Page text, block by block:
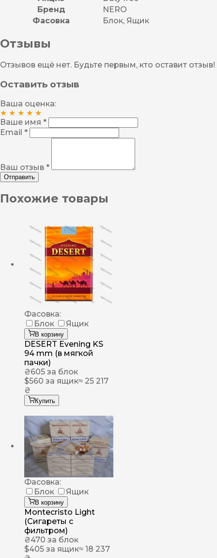
Бренд
NERO
Фасовка
Блок, Ящик
Отзывы
Отзывов ещё нет. Будьте первым, кто оставит отзыв!
Оставить отзыв
Ваша оценка:
★ ★ ★ ★ ★
Ваше имя *
Email *
Ваш отзыв *
Отправить
Похожие товары
Фасовка:
Блок
Ящик
В корзину
DESERT Evening KS
94 mm (в мягкой
пачки)
₴605 за блок
$560 за ящик≈ 25 217
₴
Купить
Фасовка:
Блок
Ящик
В корзину
Montecristo Light
(Сигареты с
фильтром)
₴470 за блок
$405 за ящик≈ 18 237